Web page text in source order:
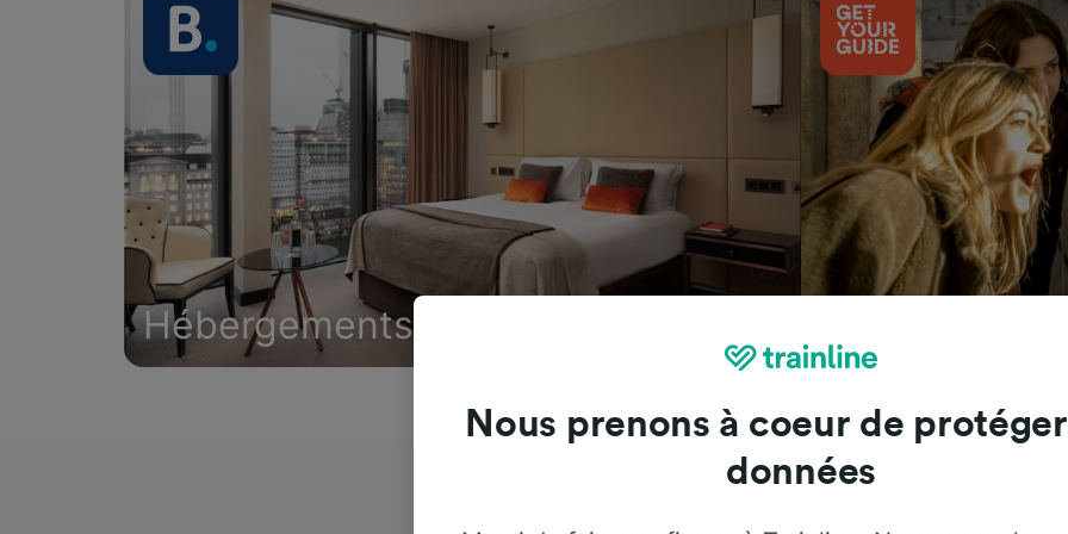
Hébergements
Trainline : l'avis de nos clients
Nous prenons à coeur de
données